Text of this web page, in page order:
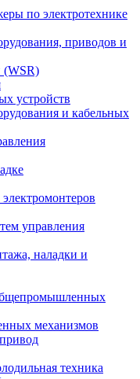
по электротехнике
приводов и
(WSR)
устройств
и кабельных
управления
наладки и
механизмов
техника